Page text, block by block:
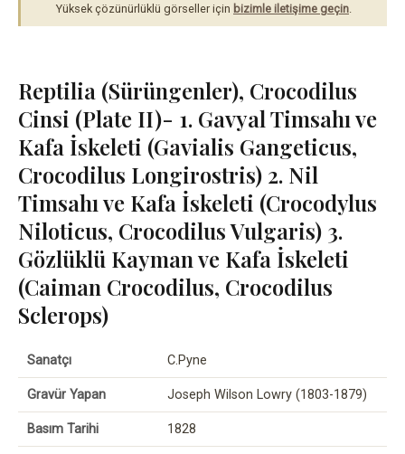
Yüksek çözünürlüklü görseller için bizimle iletişime geçin
Reptilia (Sürüngenler), Crocodilus
Cinsi (Plate II)- 1. Gavyal Timsahı ve
Kafa İskeleti (Gavialis Gangeticus,
Crocodilus Longirostris) 2. Nil
Timsahı ve Kafa İskeleti (Crocodylus
Niloticus, Crocodilus Vulgaris) 3.
Gözlüklü Kayman ve Kafa İskeleti
(Caiman Crocodilus, Crocodilus
Sclerops)
Sanatçı C.Pyne
Gravür Yapan Joseph Wilson Lowry (1803-1879)
Basım Tarihi 1828